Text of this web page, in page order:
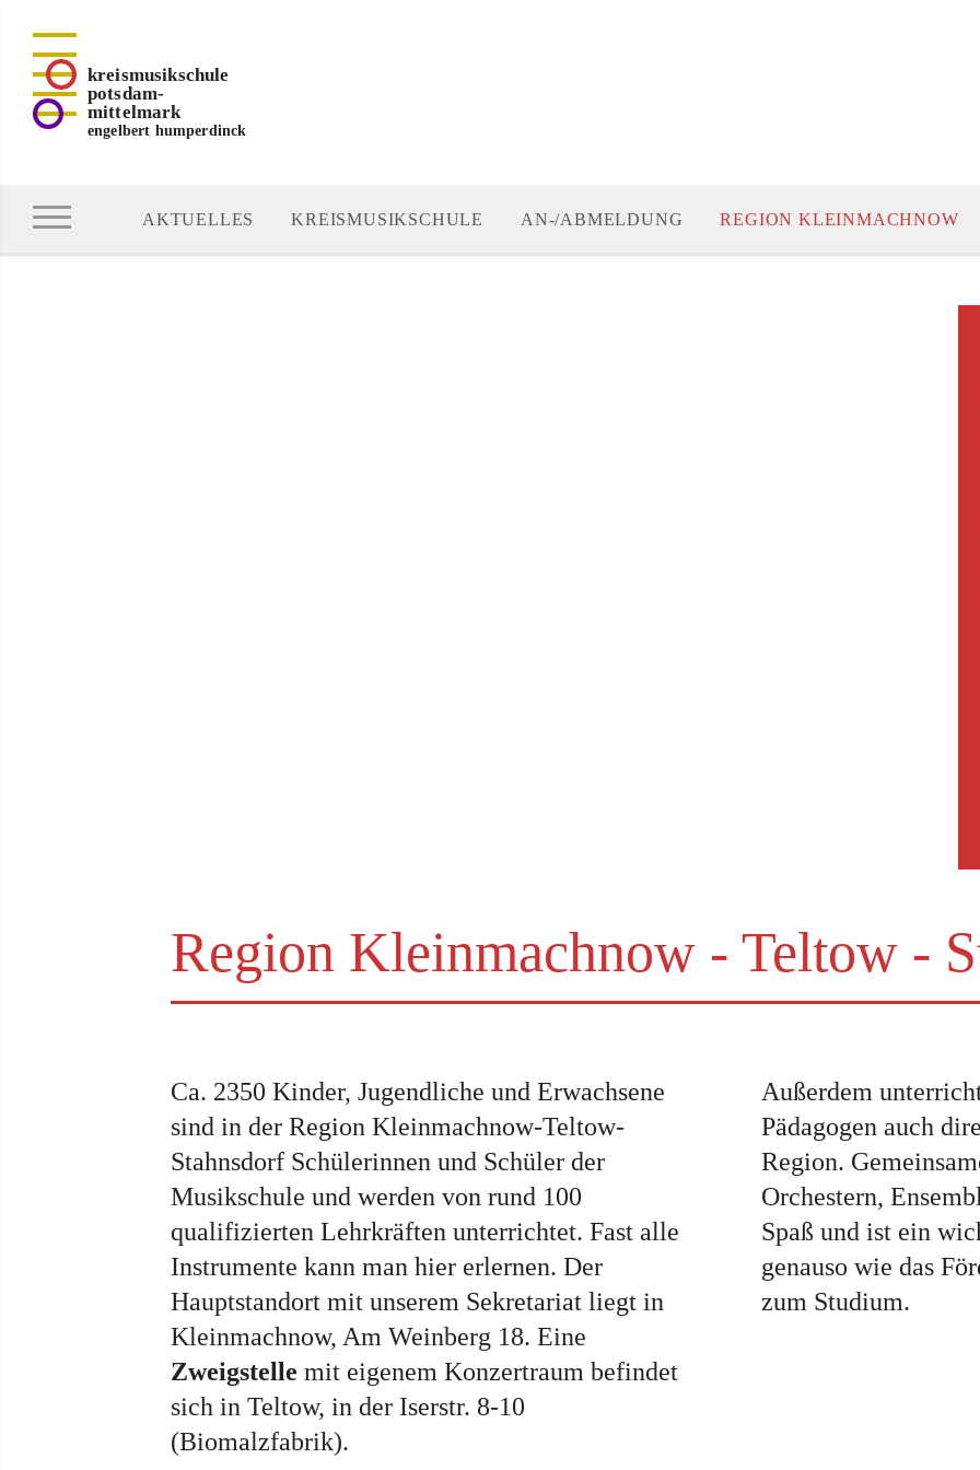
kreismusikschule
potsdam-
mittelmark
engelbert humperdinck
AKTUELLES KREISMUSIKSCHULE AN-/ABMELDUNG REGION KLEINMACHNOW
Region Kleinmachnow - Teltow -
Ca. 2350 Kinder, Jugendliche und Erwachsene
sind in der Region Kleinmachnow-Teltow-
Stahnsdorf Schülerinnen und Schüler der
Musikschule und werden von rund 100
qualifizierten Lehrkräften unterrichtet. Fast alle
Instrumente kann man hier erlernen. Der
Hauptstandort mit unserem Sekretariat liegt in
Kleinmachnow, Am Weinberg 18. Eine
Zweigstelle mit eigenem Konzertraum befindet
sich in Teltow, in der Iserstr. 8-10
(Biomalzfabrik).
Außerdem
Pädagogen auch
Region.
Orchestern,
Spaß und ist ein
genauso wie das
zum Studium.